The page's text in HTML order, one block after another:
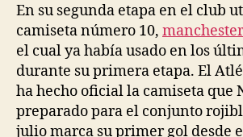
En su segunda etapa en el club
camiseta número 10,
el cual ya había usado en los
durante su primera etapa. El
ha hecho oficial la camiseta que
preparado para el conjunto
julio marca su primer gol desde